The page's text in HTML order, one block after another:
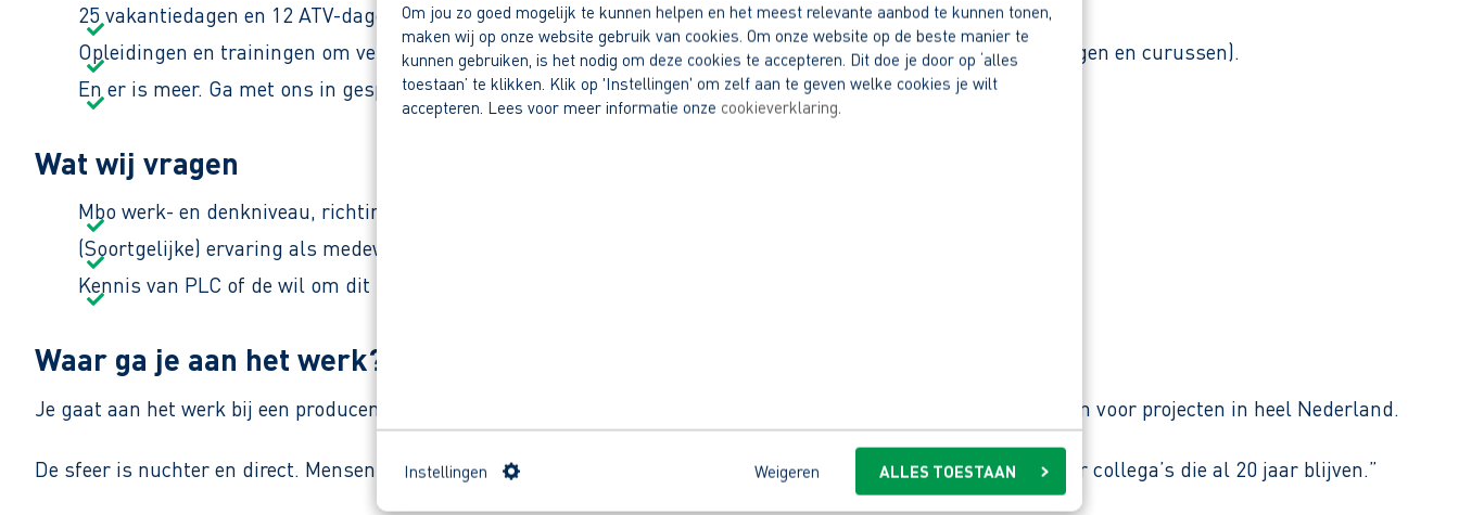
Om jou zo goed mogelijk te kunnen helpen en het meest relevante aanbod te kunnen tonen,
maken wij op onze website gebruik van cookies. Om onze website op de beste manier te
kunnen gebruiken, is het nodig om deze cookies te accepteren. Dit doe je door op ‘alles
toestaan’ te klikken. Klik op 'Instellingen' om zelf aan te geven welke cookies je wilt
accepteren. Lees voor meer informatie onze cookieverklaring.
Instellingen Weigeren ALLES TOESTAAN
25 vakantiedagen en 12 ATV-dagen.
Opleidingen en trainingen om verder te groeien (denk aan elektrotechnische en werktuigbouwkundige trainingen en curussen).
En er is meer. Ga met ons in gesprek en ontdek jouw voordelen.
Wat wij vragen
Mbo werk- en denkniveau, richting techniek.
(Soortgelijke) ervaring als medewerker technische dienst in een productieomgeving.
Kennis van PLC of de wil om dit te leren.
Waar ga je aan het werk?
Je gaat aan het werk bij een producent van betonnen vloeren en wanden in Opmeer. Ze maken modulaire bouwdelen voor projecten in heel Nederland.
De sfeer is nuchter en direct. Mensen helpen elkaar en hebben gemiddeld langdurige dienstverbanden. “Je ziet hier collega’s die al 20 jaar blijven.”